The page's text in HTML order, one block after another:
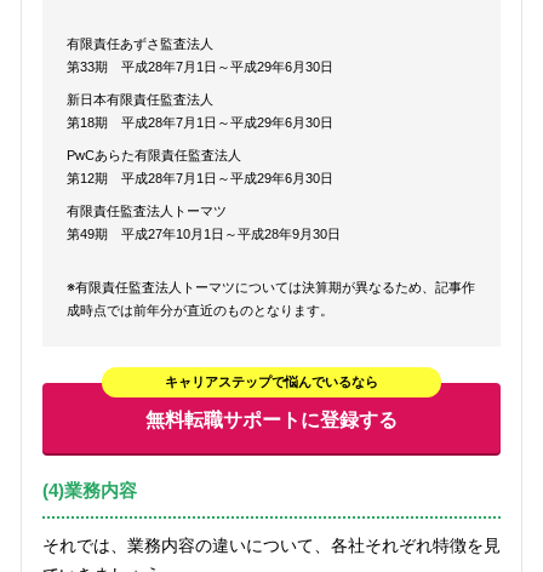
有限責任あずさ監査法人
第33期 平成28年7月1日～平成29年6月30日
新日本有限責任監査法人
第18期 平成28年7月1日～平成29年6月30日
PwCあらた有限責任監査法人
第12期 平成28年7月1日～平成29年6月30日
有限責任監査法人トーマツ
第49期 平成27年10月1日～平成28年9月30日
※有限責任監査法人トーマツについては決算期が異なるため、記事作
成時点では前年分が直近のものとなります。
キャリアステップで悩んでいるなら
無料転職サポートに登録する
(4)業務内容
それでは、業務内容の違いについて、各社それぞれ特徴を見